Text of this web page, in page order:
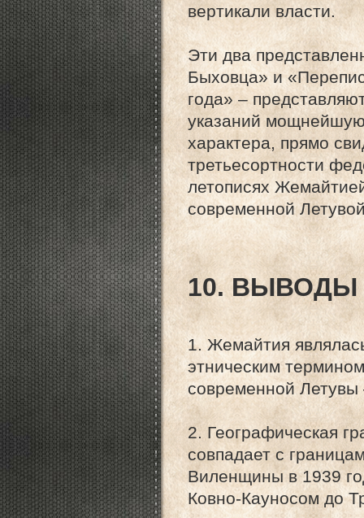
вертикали власти.
Эти два
Быховца» и
года» –
указаний мощнейшую
характера, прямо
третьесортности
летописях
современной
10. ВЫВОДЫ
1. Жемайтия
этническим
современной
2. Географическая
совпадает с
Виленщины в 1939
Ковно-Кауносом до